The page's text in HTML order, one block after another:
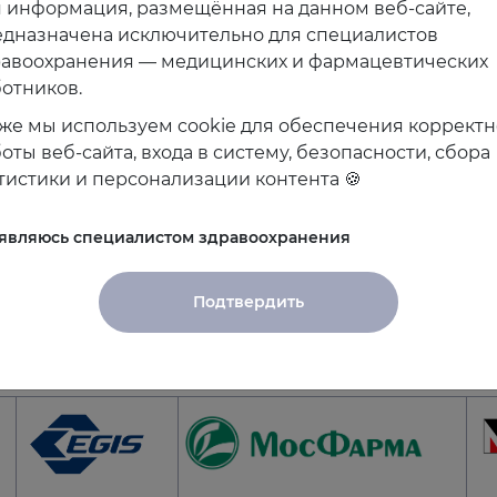
актуальность тем и возможность и
отзывов, что ещё раз подтверждает значимость
и практическую базу по актуальным
https://conf17.euat.ru
отдельную благодарность партнерам-
информация, размещённая на данном веб-сайте,
исключительно для специалистов
— медицинских и фармацевтических
мы используем cookie для обеспечения
веб-сайта, входа в систему, безопасности, сбора
и персонализации контента 🍪
специалистом здравоохранения
Подтвердить